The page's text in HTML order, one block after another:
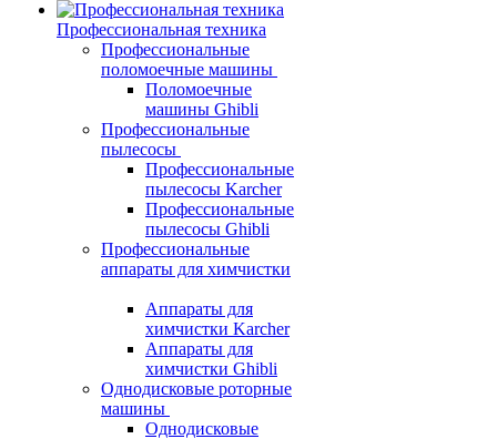
Профессиональная техника
Профессиональные
поломоечные машины
Поломоечные
машины Ghibli
Профессиональные
пылесосы
Профессиональные
пылесосы Karcher
Профессиональные
пылесосы Ghibli
Профессиональные
аппараты для химчистки
Аппараты для
химчистки Karcher
Аппараты для
химчистки Ghibli
Однодисковые роторные
машины
Однодисковые